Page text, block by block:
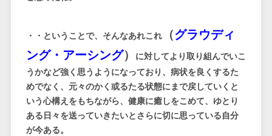
・・ということで、そんなあれこれ（グラウディ
ング・アーシング）
に対してより取り組んでいこ
うかなど強く思うようになっており、病状を良くするた
めでなく、元々のかく或るたる状態にまで戻していくと
いう心構えをもちながら、健康に癒しをこめて、ゆとり
ある日々を送っていきたいとさらに切に思っている自分
が今ある。